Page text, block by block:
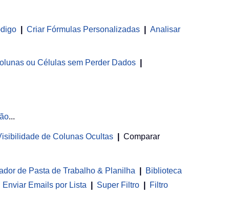
Criar Fórmulas Personalizadas
Analisar
ou Células sem Perder Dados
...
de Colunas Ocultas
Comparar
de Pasta de Trabalho & Planilha
Biblioteca
Enviar Emails por Lista Super Filtro
Filtro